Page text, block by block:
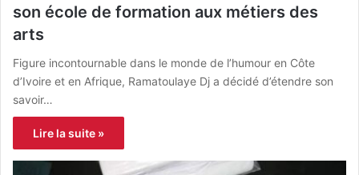
son école de formation aux métiers des
arts
Figure incontournable dans le monde de l’humour en Côte
d’Ivoire et en Afrique, Ramatoulaye Dj a décidé d’étendre son
savoir…
Lire la suite »